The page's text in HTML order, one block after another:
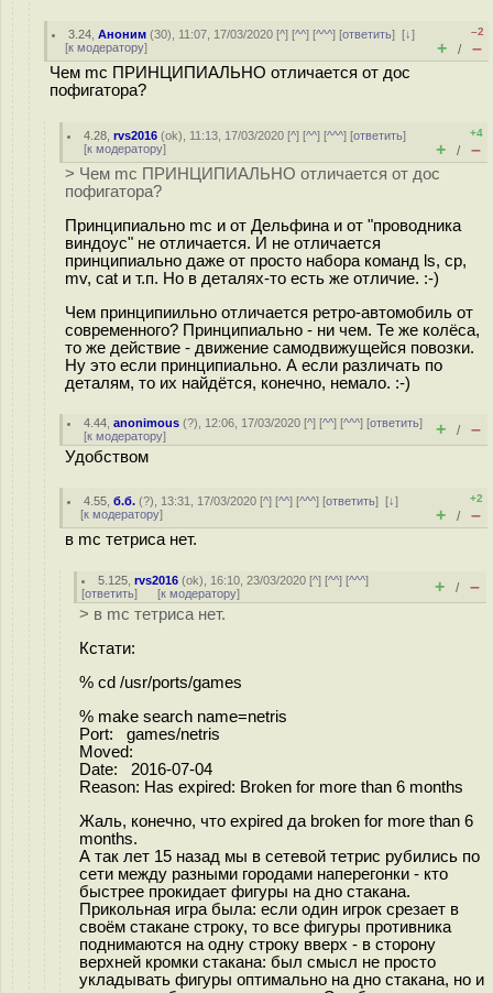
3.24 ,Аноним (30), 11:07, 17/03/2020 [^] [^^] [^^^] [ответить][↓]
[к модератору]
–2
+ / –
Чем mc ПРИНЦИПИАЛЬНО отличается от дос
пофигатора?
4.28 ,rvs2016 (ok), 11:13, 17/03/2020 [^] [^^] [^^^] [ответить]
[к модератору]
+4
+ / –
> Чем mc ПРИНЦИПИАЛЬНО отличается от дос
пофигатора?
Принципиально mc и от Дельфина и от "проводника
виндоус" не отличается. И не отличается
принципиально даже от просто набора команд ls, cp,
mv, cat и т.п. Но в деталях-то есть же отличие. :-)
Чем принципиильно отличается ретро-автомобиль от
современного? Принципиально - ни чем. Те же колёса,
то же действие - движение самодвижущейся повозки.
Ну это если принципиально. А если различать по
деталям, то их найдётся, конечно, немало. :-)
4.44 ,anonimous (?), 12:06, 17/03/2020 [^] [^^] [^^^] [ответить]
[к модератору] + / –
Удобством
4.55 ,б.б. (?), 13:31, 17/03/2020 [^] [^^] [^^^] [ответить][↓]
[к модератору]
+2
+ / –
в mc тетриса нет.
5.125 ,rvs2016 (ok), 16:10, 23/03/2020 [^] [^^] [^^^]
[ответить] [к модератору] + / –
> в mc тетриса нет.
Кстати:
% cd /usr/ports/games
% make search name=netris
Port: games/netris
Moved:
Date: 2016-07-04
Reason: Has expired: Broken for more than 6 months
Жаль, конечно, что expired да broken for more than 6
months.
А так лет 15 назад мы в сетевой тетрис рубились по
сети между разными городами наперегонки - кто
быстрее прокидает фигуры на дно стакана.
Прикольная игра была: если один игрок срезает в
своём стакане строку, то все фигуры противника
поднимаются на одну строку вверх - в сторону
верхней кромки стакана: был смысл не просто
укладывать фигуры оптимально на дно стакана, но и